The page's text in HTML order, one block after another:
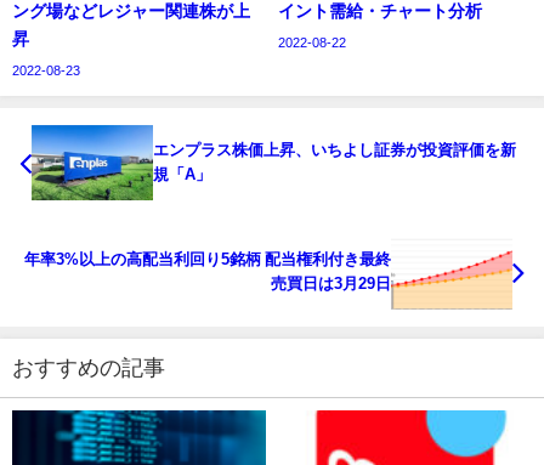
ング場などレジャー関連株が上
昇
2022-08-23
イント需給・チャート分析
2022-08-22
エンプラス株価上昇、いちよし証券が投資評価を新
規「A」
年率3%以上の高配当利回り5銘柄 配当権利付き最終
売買日は3月29日
おすすめの記事